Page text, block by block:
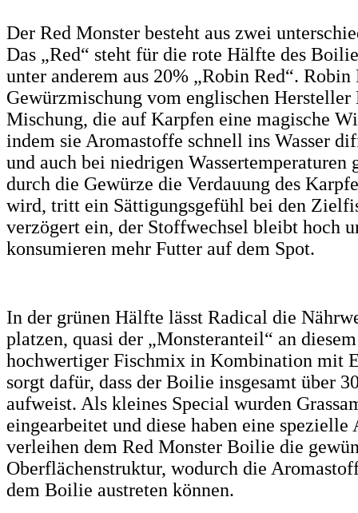
Der Red Monster besteht aus zwei
Das „Red“ steht für die rote Hälfte des
unter anderem aus 20% „Robin Red“. Robin
Gewürzmischung vom englischen Hersteller
Mischung, die auf Karpfen eine magische
indem sie Aromastoffe schnell ins Wasser
und auch bei niedrigen Wassertemperaturen
durch die Gewürze die Verdauung des
wird, tritt ein Sättigungsgefühl bei den
verzögert ein, der Stoffwechsel bleibt hoch
konsumieren mehr Futter auf dem Spot.
In der grünen Hälfte lässt Radical die
platzen, quasi der „Monsteranteil“ an
hochwertiger Fischmix in Kombination mit
sorgt dafür, dass der Boilie insgesamt über
aufweist. Als kleines Special wurden
eingearbeitet und diese haben eine spezielle
verleihen dem Red Monster Boilie die
Oberflächenstruktur, wodurch die
dem Boilie austreten können.